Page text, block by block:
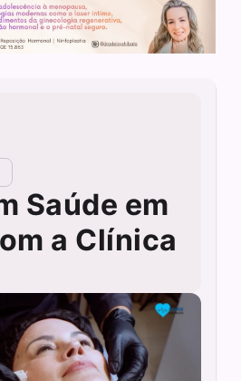
Saúde em
a Clínica